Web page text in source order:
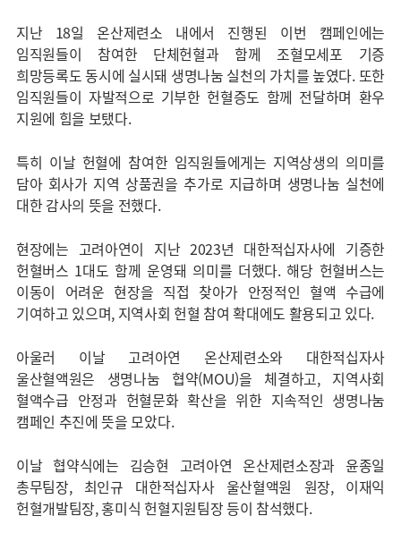
지난 18일 온산제련소 내에서 진행된 이번 캠페인에는
임직원들이 참여한 단체헌혈과 함께 조혈모세포 기증
희망등록도 동시에 실시돼 생명나눔 실천의 가치를 높였다. 또한
임직원들이 자발적으로 기부한 헌혈증도 함께 전달하며 환우
지원에 힘을 보탰다.
특히 이날 헌혈에 참여한 임직원들에게는 지역상생의 의미를
담아 회사가 지역 상품권을 추가로 지급하며 생명나눔 실천에
대한 감사의 뜻을 전했다.
현장에는 고려아연이 지난 2023년 대한적십자사에 기증한
헌혈버스 1대도 함께 운영돼 의미를 더했다. 해당 헌혈버스는
이동이 어려운 현장을 직접 찾아가 안정적인 혈액 수급에
기여하고 있으며, 지역사회 헌혈 참여 확대에도 활용되고 있다.
아울러 이날 고려아연 온산제련소와 대한적십자사
울산혈액원은 생명나눔 협약(MOU)을 체결하고, 지역사회
혈액수급 안정과 헌혈문화 확산을 위한 지속적인 생명나눔
캠페인 추진에 뜻을 모았다.
이날 협약식에는 김승현 고려아연 온산제련소장과 윤종일
총무팀장, 최인규 대한적십자사 울산혈액원 원장, 이재익
헌혈개발팀장, 홍미식 헌혈지원팀장 등이 참석했다.